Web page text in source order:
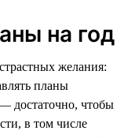
на год
желания:
планы
достаточно, чтобы
в том числе